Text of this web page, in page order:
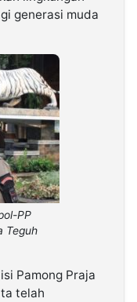
generasi muda
PP
Teguh
Pamong Praja
telah